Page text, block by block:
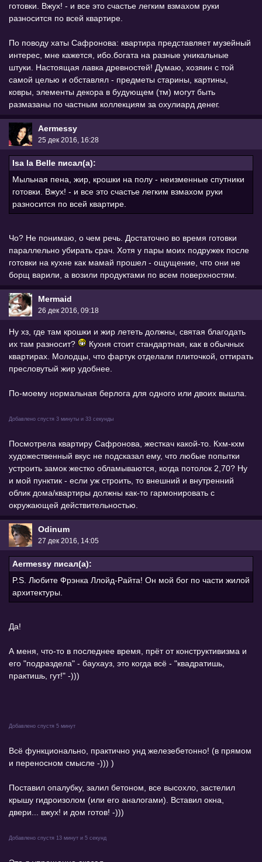
готовки. Вжух! - и все это счастье легким взмахом руки
разносится по всей квартире.
По поводу хаты Сафронова: квартира представляет музейный
интерес, мне кажется, ибо.богата на разные уникальные
штуки. Настоящая лавка древностей! Думаю, хозяин с той
самой целью и обставлял - предметы старины, картины,
ковры, элементы декора в будующем (тм) могут быть
размазаны по частным коллекциям за охулиард денег.
Aermessy
25 дек 2016, 16:28
Isa la Belle писал(а):
Мыльная пена, жир, крошки на полу - неизменные спутники
готовки. Вжух! - и все это счастье легким взмахом руки
разносится по всей квартире.
Чо? Не понимаю, о чем речь. Достаточно во время готовки
параллельно убирать срач. Хотя у пары моих подружек после
готовки на кухне как мамай прошел - ощущение, что они не
борщ варили, а возили продуктами по всем поверхностям.
Mermaid
26 дек 2016, 09:18
Ну хз, где там крошки и жир лететь должны, святая благодать
их там разносит?
Кухня стоит стандартная, как в обычных
квартирах. Молодцы, что фартук отделали плиточкой, оттирать
пресловутый жир удобнее.
По-моему нормальная берлога для одного или двоих вышла.
Добавлено спустя 3 минуты и 33 секунды
Посмотрела квартиру Сафронова, жесткач какой-то. Кхм-кхм
художественный вкус не подсказал ему, что любые попытки
устроить замок жестко обламываются, когда потолок 2,70? Ну
и мой пунктик - если уж строить, то внешний и внутренний
облик дома/квартиры должны как-то гармонировать с
окружающей действительностью.
Odinum
27 дек 2016, 14:05
Aermessy писал(а):
P.S. Любите Фрэнка Ллойд-Райта! Он мой бог по части жилой
архитектуры.
Да!
А меня, что-то в последнее время, прёт от конструктивизма и
его "подраздела" - баухауз, это когда всё - "квадратишь,
практишь, гут!" -)))
Добавлено спустя 5 минут
Всё функционально, практично унд железебетонно! (в прямом
и переносном смысле -))) )
Поставил опалубку, залил бетоном, все высохло, застелил
крышу гидроизолом (или его аналогами). Вставил окна,
двери... вжух! и дом готов! -)))
Добавлено спустя 13 минут и 5 секунд